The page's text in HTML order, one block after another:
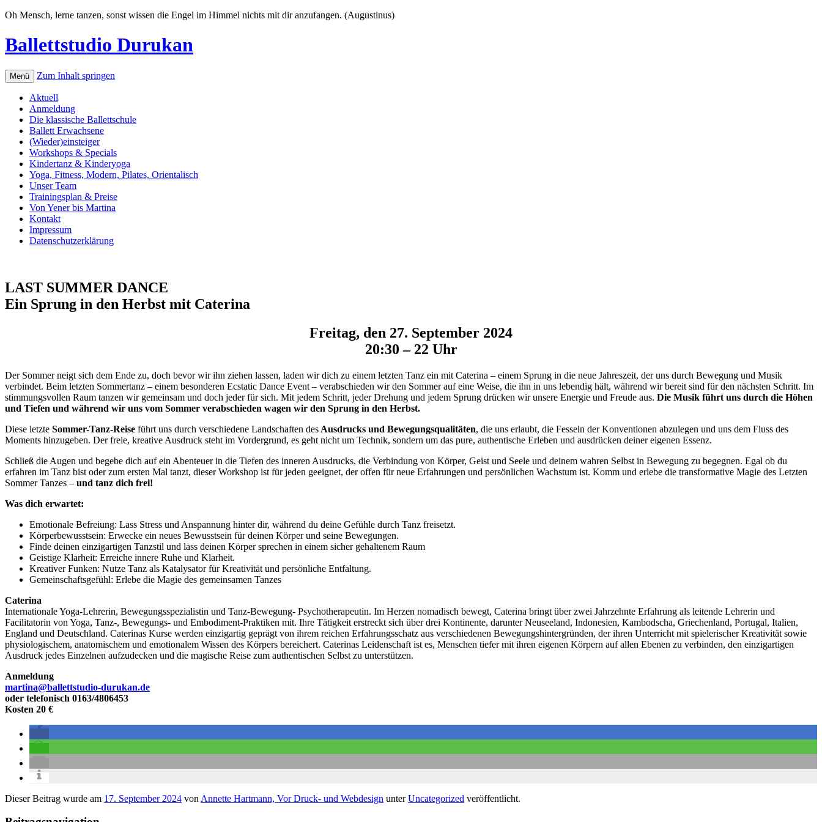
Oh Mensch, lerne tanzen, sonst wissen die Engel im Himmel nichts mit dir anzufangen. (Augustinus)
Ballettstudio Durukan
Menü Zum Inhalt springen
Aktuell
Anmeldung
Die klassische Ballettschule
Ballett Erwachsene
(Wieder)einsteiger
Workshops & Specials
Kindertanz & Kinderyoga
Yoga, Fitness, Modern, Pilates, Orientalisch
Unser Team
Trainingsplan & Preise
Von Yener bis Martina
Kontakt
Impressum
Datenschutzerklärung
LAST SUMMER DANCE
Ein Sprung in den Herbst mit Caterina
Freitag, den 27. September 2024
20:30 – 22 Uhr
Der Sommer neigt sich dem Ende zu, doch bevor wir ihn ziehen lassen, laden wir dich zu einem letzten Tanz ein mit Caterina – einem Sprung in die neue Jahreszeit, der uns durch Bewegung und Musik
verbindet. Beim letzten Sommertanz – einem besonderen Ecstatic Dance Event – verabschieden wir den Sommer auf eine Weise, die ihn in uns lebendig hält, während wir bereit sind für den nächsten Schritt. Im
stimmungsvollen Raum tanzen wir gemeinsam und doch jeder für sich. Mit jedem Schritt, jeder Drehung und jedem Sprung drücken wir unsere Energie und Freude aus. Die Musik führt uns durch die Höhen
und Tiefen und während wir uns vom Sommer verabschieden wagen wir den Sprung in den Herbst.
Diese letzte Sommer-Tanz-Reise führt uns durch verschiedene Landschaften des Ausdrucks und Bewegungsqualitäten, die uns erlaubt, die Fesseln der Konventionen abzulegen und uns dem Fluss des
Moments hinzugeben. Der freie, kreative Ausdruck steht im Vordergrund, es geht nicht um Technik, sondern um das pure, authentische Erleben und ausdrücken deiner eigenen Essenz.
Schließ die Augen und begebe dich auf ein Abenteuer in die Tiefen des inneren Ausdrucks, die Verbindung von Körper, Geist und Seele und deinem wahren Selbst in Bewegung zu begegnen. Egal ob du
erfahren im Tanz bist oder zum ersten Mal tanzt, dieser Workshop ist für jeden geeignet, der offen für neue Erfahrungen und persönlichen Wachstum ist. Komm und erlebe die transformative Magie des Letzten
Sommer Tanzes – und tanz dich frei!
Was dich erwartet:
Emotionale Befreiung: Lass Stress und Anspannung hinter dir, während du deine Gefühle durch Tanz freisetzt.
Körperbewusstsein: Erwecke ein neues Bewusstsein für deinen Körper und seine Bewegungen.
Finde deinen einzigartigen Tanzstil und lass deinen Körper sprechen in einem sicher gehaltenem Raum
Geistige Klarheit: Erreiche innere Ruhe und Klarheit.
Kreativer Funken: Nutze Tanz als Katalysator für Kreativität und persönliche Entfaltung.
Gemeinschaftsgefühl: Erlebe die Magie des gemeinsamen Tanzes
Caterina
Internationale Yoga-Lehrerin, Bewegungsspezialistin und Tanz-Bewegung- Psychotherapeutin. Im Herzen nomadisch bewegt, Caterina bringt über zwei Jahrzehnte Erfahrung als leitende Lehrerin und
Facilitatorin von Yoga, Tanz-, Bewegungs- und Embodiment-Praktiken mit. Ihre Tätigkeit erstreckt sich über drei Kontinente, darunter Neuseeland, Indonesien, Kambodscha, Griechenland, Portugal, Italien,
England und Deutschland. Caterinas Kurse werden einzigartig geprägt von ihrem reichen Erfahrungsschatz aus verschiedenen Bewegungshintergründen, der ihren Unterricht mit spielerischer Kreativität sowie
physiologischem, anatomischem und emotionalem Wissen des Körpers bereichert. Caterinas Leidenschaft ist es, Menschen tiefer mit ihren eigenen Körpern auf allen Ebenen zu verbinden, den einzigartigen
Ausdruck jedes Einzelnen aufzudecken und die magische Reise zum authentischen Selbst zu unterstützen.
Anmeldung
martina@ballettstudio-durukan.de
oder telefonisch 0163/4806453
Kosten 20 €
Dieser Beitrag wurde am 17. September 2024 von Annette Hartmann, Vor Druck- und Webdesign unterUncategorized veröffentlicht.